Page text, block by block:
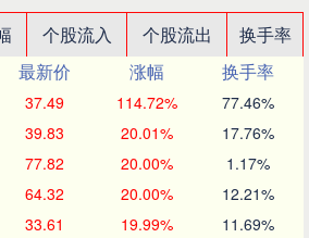
个股流入 个股流出
换手率
最新价 涨幅
换手率
37.49 114.72% 77.46%
39.83 20.01% 17.76%
77.82 20.00% 1.17%
64.32 20.00% 12.21%
33.61 19.99% 11.69%